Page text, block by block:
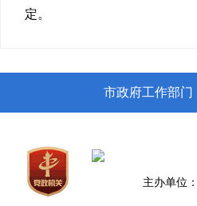
定。
市政府工作部门
主办单位